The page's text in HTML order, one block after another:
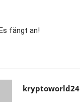
fängt an!
kryptoworld24